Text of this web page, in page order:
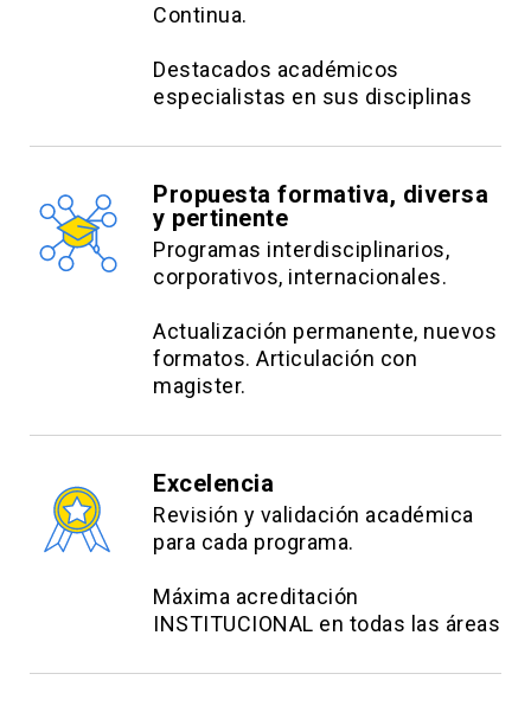
Continua.
Destacados académicos
especialistas en sus disciplinas
Propuesta formativa, diversa
y pertinente
Programas interdisciplinarios,
corporativos, internacionales.
Actualización permanente, nuevos
formatos. Articulación con
magister.
Excelencia
Revisión y validación académica
para cada programa.
Máxima acreditación
INSTITUCIONAL en todas las áreas